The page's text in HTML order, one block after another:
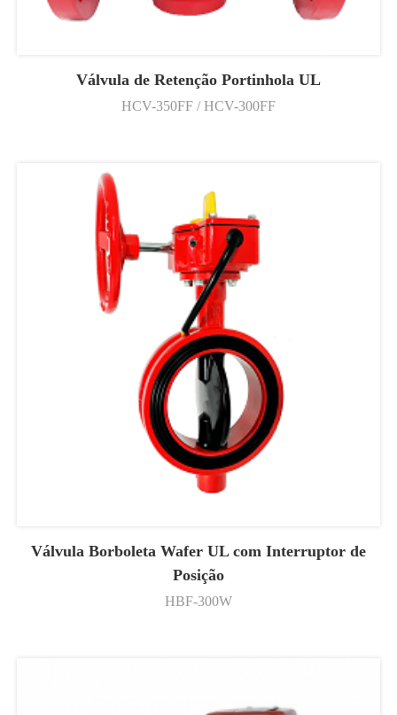
Válvula de Retenção Portinhola UL
HCV-350FF / HCV-300FF
Válvula Borboleta Wafer UL com Interruptor de
Posição
HBF-300W